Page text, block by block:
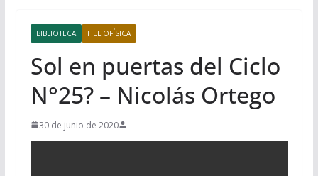
BIBLIOTECA HELIOFÍSICA
Sol en puertas del Ciclo
N°25? – Nicolás Ortego
30 de junio de 2020